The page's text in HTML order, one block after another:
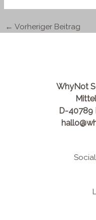
← Vorheriger Beitrag
WhyNot
D-40789